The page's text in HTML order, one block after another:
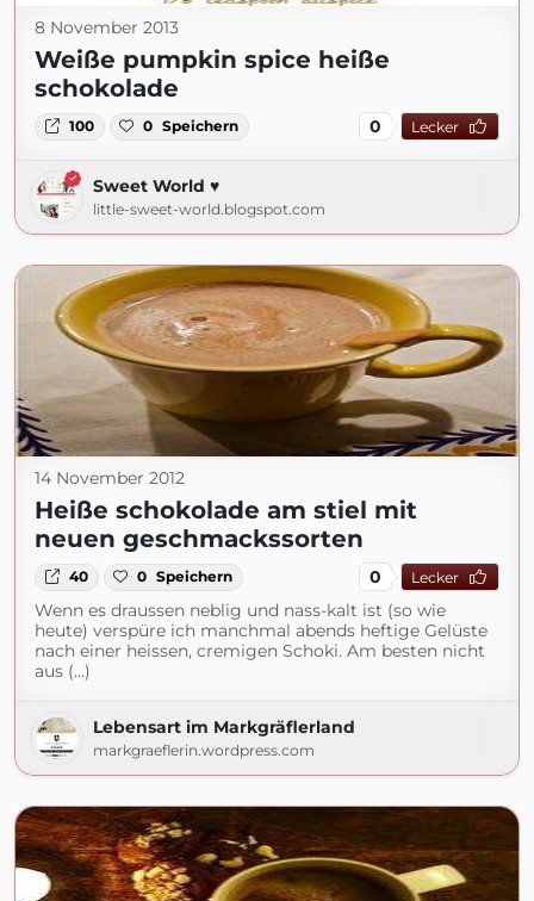
8 November 2013
Weiße pumpkin spice heiße
schokolade
100 0 Speichern 0 Lecker
Sweet World ♥
little-sweet-world.blogspot.com
14 November 2012
Heiße schokolade am stiel mit
neuen geschmackssorten
40 0 Speichern 0 Lecker
Wenn es draussen neblig und nass-kalt ist (so wie
heute) verspüre ich manchmal abends heftige Gelüste
nach einer heissen, cremigen Schoki. Am besten nicht
aus (...)
Lebensart im Markgräflerland
markgraeflerin.wordpress.com